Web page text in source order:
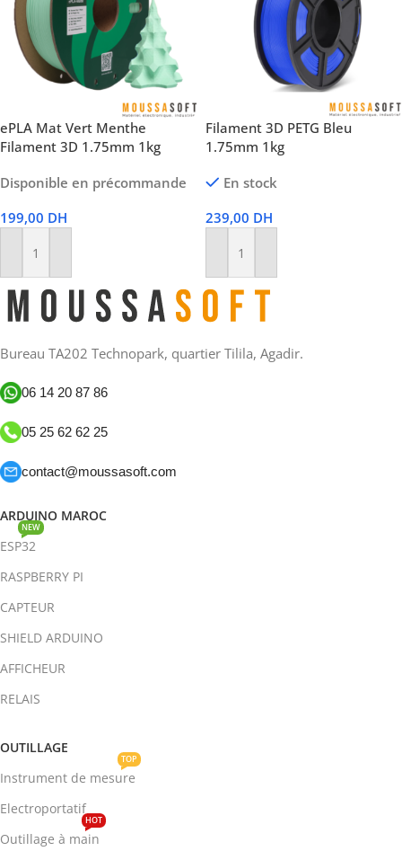
ePLA Mat Vert Menthe
Filament 3D 1.75mm 1kg
Disponible en précommande
199,00 DH
Ajouter Au Panier
Filament 3D PETG Bleu
1.75mm 1kg
En stock
239,00 DH
Ajouter Au Panier
Bureau TA202 Technopark, quartier Tilila, Agadir.
06 14 20 87 86
05 25 62 62 25
contact@moussasoft.com
ARDUINO MAROC
ESP32
NEW
RASPBERRY PI
CAPTEUR
SHIELD ARDUINO
AFFICHEUR
RELAIS
OUTILLAGE
Instrument de mesure
TOP
Electroportatif
Outillage à main
HOT